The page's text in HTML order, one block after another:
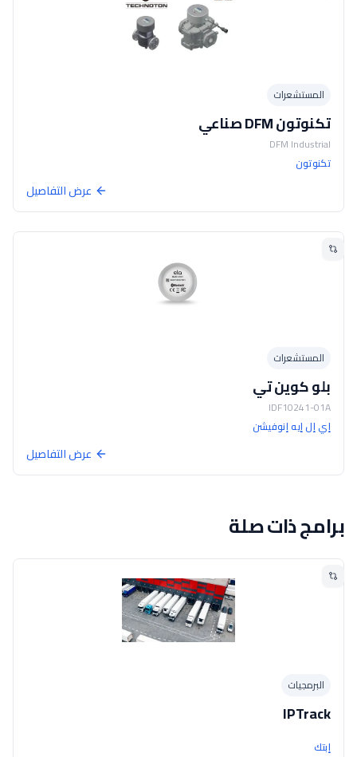
المستشعرات
تكنوتون DFM صناعي
DFM Industrial
تكنوتون
عرض التفاصيل
المستشعرات
بلو كوين تي
IDF10241-01A
إي إل إيه إنوفيشن
عرض التفاصيل
برامج ذات صلة
البرمجيات
IPTrack
إبتك